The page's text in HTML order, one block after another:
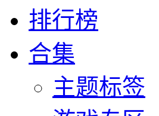
排行榜
合集
主题标签